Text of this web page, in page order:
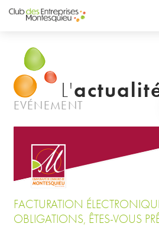
L'
EVÉNEMENT
FACTURATION
OBLIGATIONS, ÊTES-VOUS